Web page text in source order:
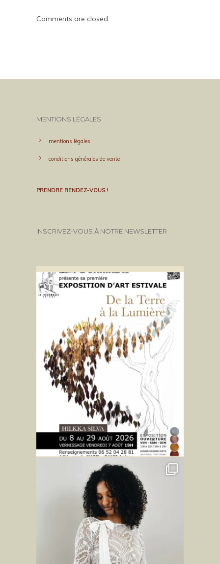
Comments are closed.
MENTIONS LÉGALES
mentions légales
conditions générales de vente
PRENDRE RENDEZ-VOUS !
INSCRIVEZ-VOUS À NOTRE NEWSLETTER